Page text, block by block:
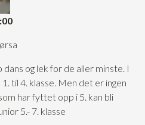
og lek for de aller minste. I
til 4. klasse. Men det er ingen
har fyttet opp i 5. kan bli
5.- 7. klasse